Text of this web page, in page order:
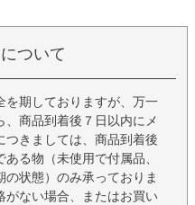
ついて
を期しておりますが、万一
商品到着後７日以内にメ
つきましては、商品到着後
る物（未使用で付属品、
状態）のみ承っておりま
がない場合、またはお買い